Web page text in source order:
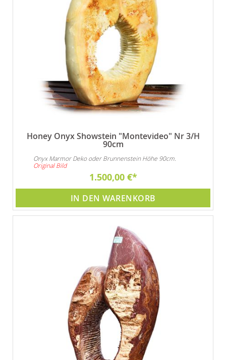
Honey Onyx Showstein "Montevideo" Nr 3/H
90cm
Onyx Marmor Deko oder Brunnenstein Höhe 90cm.
Original Bild
1.500,00 €
IN DEN WARENKORB